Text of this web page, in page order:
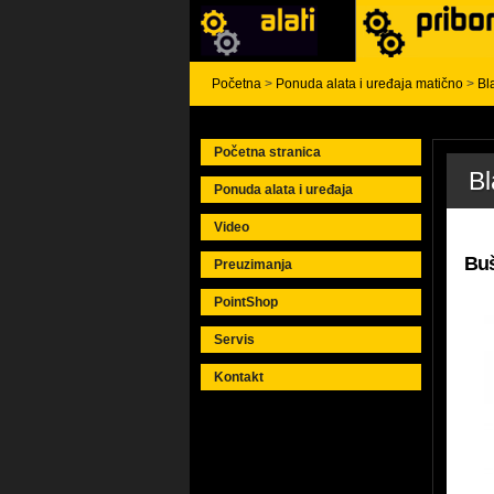
Početna > Ponuda alata i uređaja matično >
Početna stranica
Ponuda alata i uređaja
Video
Preuzimanja
PointShop
Servis
Kontakt